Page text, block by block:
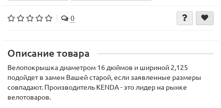
0
Описание товара
Велопокрышка диаметром 16 дюймов и шириной 2,125
подойдет в замен Вашей старой, если заявленные размеры
совпадают. Производитель KENDA - это лидер на рынке
велотоваров.